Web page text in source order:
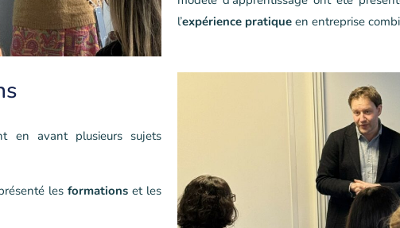
l’expérience pratique en entreprise
en avant plusieurs sujets
les formationset les